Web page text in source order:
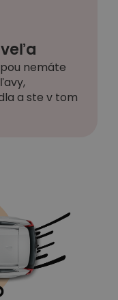
nemáte
a ste v tom